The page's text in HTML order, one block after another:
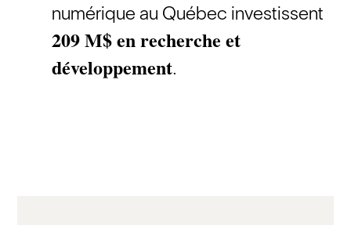
numérique au Québec investissent
209 M$ en recherche et
développement.